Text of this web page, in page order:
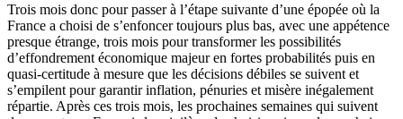
Trois mois donc pour passer à l’étape suivante d’une épopée où la
France a choisi de s’enfoncer toujours plus bas, avec une appétence
presque étrange, trois mois pour transformer les possibilités
d’effondrement économique majeur en fortes probabilités puis en
quasi-certitude à mesure que les décisions débiles se suivent et
s’empilent pour garantir inflation, pénuries et misère inégalement
répartie. Après ces trois mois, les prochaines semaines qui suivent